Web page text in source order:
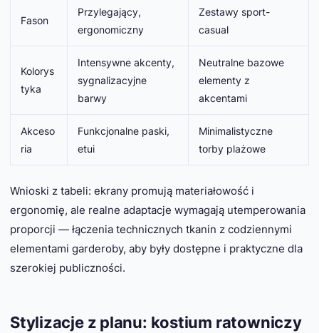
Fason
Przylegający,
ergonomiczny
Zestawy sport-
casual
Kolorys
tyka
Intensywne akcenty,
sygnalizacyjne
barwy
Neutralne bazowe
elementy z
akcentami
Akceso
ria
Funkcjonalne paski,
etui
Minimalistyczne
torby plażowe
Wnioski z tabeli: ekrany promują materiałowość i
ergonomię, ale realne adaptacje wymagają utemperowania
proporcji — łączenia technicznych tkanin z codziennymi
elementami garderoby, aby były dostępne i praktyczne dla
szerokiej publiczności.
Stylizacje z planu: kostium ratowniczy